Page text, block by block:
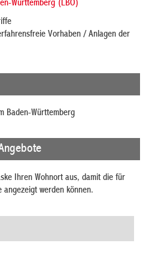
Württemberg (LBO)
Vorhaben / Anlagen der
Baden-Württemberg
Ihren Wohnort aus, damit die für
angezeigt werden können.